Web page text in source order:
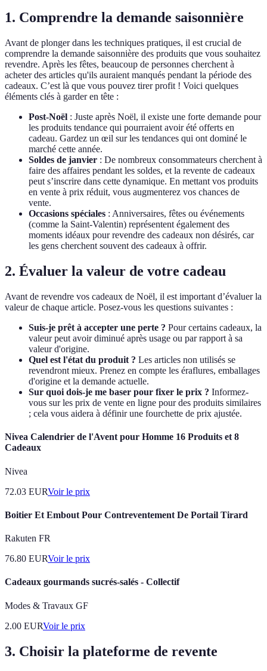
1. Comprendre la demande saisonnière
Avant de plonger dans les techniques pratiques, il est crucial de
comprendre la demande saisonnière des produits que vous souhaitez
revendre. Après les fêtes, beaucoup de personnes cherchent à
acheter des articles qu'ils auraient manqués pendant la période des
cadeaux. C’est là que vous pouvez tirer profit ! Voici quelques
éléments clés à garder en tête :
Post-Noël : Juste après Noël, il existe une forte demande pour
les produits tendance qui pourraient avoir été offerts en
cadeau. Gardez un œil sur les tendances qui ont dominé le
marché cette année.
Soldes de janvier : De nombreux consommateurs cherchent à
faire des affaires pendant les soldes, et la revente de cadeaux
peut s’inscrire dans cette dynamique. En mettant vos produits
en vente à prix réduit, vous augmenterez vos chances de
vente.
Occasions spéciales : Anniversaires, fêtes ou événements
(comme la Saint-Valentin) représentent également des
moments idéaux pour revendre des cadeaux non désirés, car
les gens cherchent souvent des cadeaux à offrir.
2. Évaluer la valeur de votre cadeau
Avant de revendre vos cadeaux de Noël, il est important d’évaluer la
valeur de chaque article. Posez-vous les questions suivantes :
Suis-je prêt à accepter une perte ? Pour certains cadeaux, la
valeur peut avoir diminué après usage ou par rapport à sa
valeur d'origine.
Quel est l'état du produit ? Les articles non utilisés se
revendront mieux. Prenez en compte les éraflures, emballages
d'origine et la demande actuelle.
Sur quoi dois-je me baser pour fixer le prix ? Informez-
vous sur les prix de vente en ligne pour des produits similaires
; cela vous aidera à définir une fourchette de prix ajustée.
Nivea Calendrier de l'Avent pour Homme 16 Produits et 8
Cadeaux
Nivea
72.03 EURVoir le prix
Boitier Et Embout Pour Contreventement De Portail Tirard
Rakuten FR
76.80 EURVoir le prix
Cadeaux gourmands sucrés-salés - Collectif
Modes & Travaux GF
2.00 EURVoir le prix
3. Choisir la plateforme de revente